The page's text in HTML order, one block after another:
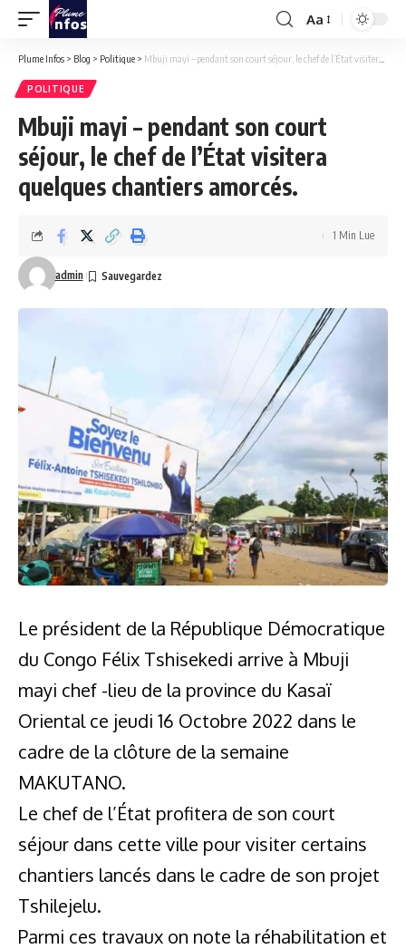
Font
Resizer
Aa
Plume Infos > Blog > Politique > Mbuji mayi – pendant son court séjour, le chef de l’État visitera quelques chantiers amorcés.
POLITIQUE
Mbuji mayi – pendant son court
séjour, le chef de l’État visitera
quelques chantiers amorcés.
admin
1 Min Lue
Le président de la République Démocratique
du Congo Félix Tshisekedi arrive à Mbuji
mayi chef -lieu de la province du Kasaï
Oriental ce jeudi 16 Octobre 2022 dans le
cadre de la clôture de la semaine
MAKUTANO.
Le chef de l’État profitera de son court
séjour dans cette ville pour visiter certains
chantiers lancés dans le cadre de son projet
Tshilejelu.
Parmi ces travaux on note la réhabilitation et